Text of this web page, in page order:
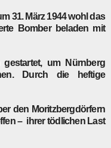
31. März 1944 wohl das
Bomber beladen mit
um Nürnberg
Durch die heftige
den Moritzbergdörfern
– ihrer tödlichen Last